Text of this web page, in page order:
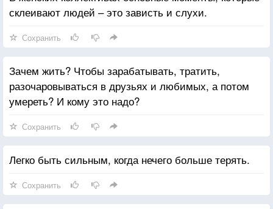
склеивают людей – это зависть и слухи.
Сохранить
Зачем жить? Чтобы зарабатывать, тратить,
разочаровываться в друзьях и любимых, а потом
умереть? И кому это надо?
Сохранить
Легко быть сильным, когда нечего больше терять.
Сохранить